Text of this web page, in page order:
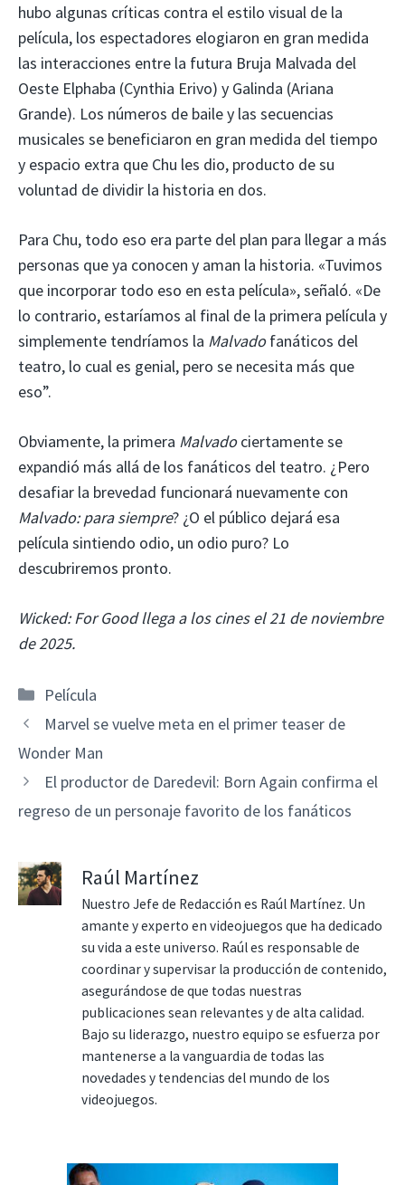
hubo algunas críticas contra el estilo visual de la
película, los espectadores elogiaron en gran medida
las interacciones entre la futura Bruja Malvada del
Oeste Elphaba (Cynthia Erivo) y Galinda (Ariana
Grande). Los números de baile y las secuencias
musicales se beneficiaron en gran medida del tiempo
y espacio extra que Chu les dio, producto de su
voluntad de dividir la historia en dos.
Para Chu, todo eso era parte del plan para llegar a más
personas que ya conocen y aman la historia. «Tuvimos
que incorporar todo eso en esta película», señaló. «De
lo contrario, estaríamos al final de la primera película y
simplemente tendríamos la Malvadofanáticos del
teatro, lo cual es genial, pero se necesita más que
eso”.
Obviamente, la primera Malvadociertamente se
expandió más allá de los fanáticos del teatro. ¿Pero
desafiar la brevedad funcionará nuevamente con
Malvado: para siempre? ¿O el público dejará esa
película sintiendo odio, un odio puro? Lo
descubriremos pronto.
Wicked: For Good llega a los cines el 21 de noviembre
de 2025.
Categorías
Película
Marvel se vuelve meta en el primer teaser de
Wonder Man
El productor de Daredevil: Born Again confirma el
regreso de un personaje favorito de los fanáticos
Raúl Martínez
Nuestro Jefe de Redacción es Raúl Martínez. Un
amante y experto en videojuegos que ha dedicado
su vida a este universo. Raúl es responsable de
coordinar y supervisar la producción de contenido,
asegurándose de que todas nuestras
publicaciones sean relevantes y de alta calidad.
Bajo su liderazgo, nuestro equipo se esfuerza por
mantenerse a la vanguardia de todas las
novedades y tendencias del mundo de los
videojuegos.